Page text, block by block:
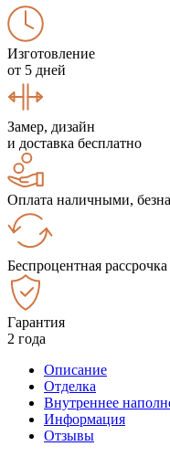
Изготовление
от 5 дней
Замер, дизайн
и доставка бесплатно
Оплата наличными,
Беспроцентная рассрочка
Гарантия
2 года
Описание
Отделка
Внутреннее
Информация
Отзывы